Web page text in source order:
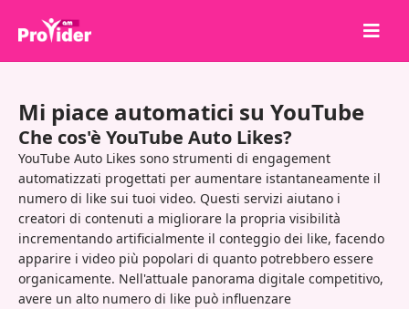
Chi siamo
Accedi
Iscriviti
Servizi
API
Termini
Mi piace automatici su YouTube
Che cos'è YouTube Auto Likes?
YouTube Auto Likes sono strumenti di engagement
automatizzati progettati per aumentare istantaneamente il
numero di like sui tuoi video. Questi servizi aiutano i
creatori di contenuti a migliorare la propria visibilità
incrementando artificialmente il conteggio dei like, facendo
apparire i video più popolari di quanto potrebbero essere
organicamente. Nell'attuale panorama digitale competitivo,
avere un alto numero di like può influenzare